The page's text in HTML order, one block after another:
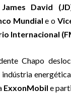
David
Mundial e o
Internacional
Chapo
ExxonMobil e